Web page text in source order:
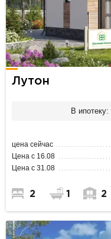
Лутон
В ипотеку:
цена сейчас
Цена с 16.08
Цена с 31.08
2 1 2